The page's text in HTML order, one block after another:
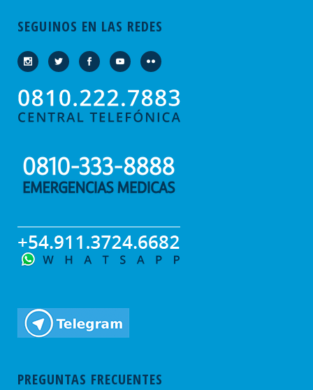
SEGUINOS EN LAS REDES
PREGUNTAS FRECUENTES